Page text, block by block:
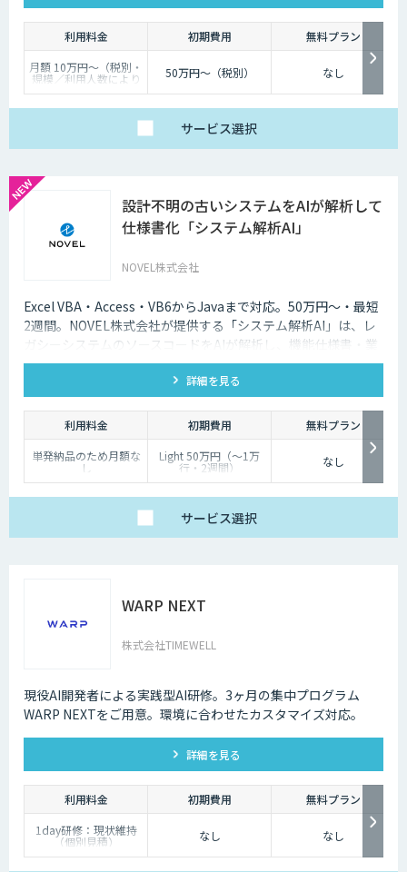
利用料金 初期費用
無料プラン
月額 10万円〜（税別・
規模／利用人数により
個別見積）
50万円〜（税別） なし
サービス選択
設計不明の古いシステムをAIが解析して
仕様書化「システム解析AI」
NOVEL株式会社
Excel VBA・Access・VB6からJavaまで対応。50万円〜・最短
2週間。NOVEL株式会社が提供する「システム解析AI」は、レ
ガシーシステムのソースコードをAIが解析し、機能仕様書・業
務フローをWordで納品するサービスです。
詳細を見る
利用料金 初期費用
無料プラン
単発納品のため月額な
し
Light 50万円（〜1万
行・2週間）
Standard 100万円（〜
（5万行超・1〜2ヶ
月）（税別）
なし
サービス選択
WARP NEXT
株式会社TIMEWELL
現役AI開発者による実践型AI研修。3ヶ月の集中プログラム
WARP NEXTをご用意。環境に合わせたカスタマイズ対応。
詳細を見る
利用料金 初期費用
無料プラン
1day研修：現状維持
（個別見積）
スタンダードプラン：
なし なし